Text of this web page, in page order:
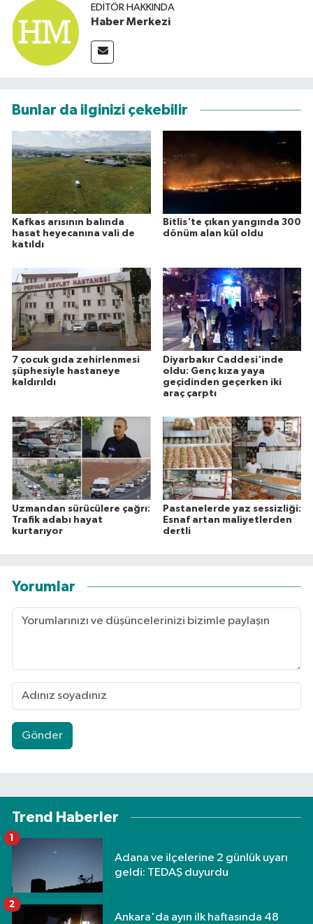
EDITÖR HAKKINDA
Haber Merkezi
Bunlar da ilginizi çekebilir
Kafkas arısının balında
hasat heyecanına vali de
katıldı
Bitlis'te çıkan yangında 300
dönüm alan kül oldu
7 çocuk gıda zehirlenmesi
şüphesiyle hastaneye
kaldırıldı
Diyarbakır Caddesi'inde
oldu: Genç kıza yaya
geçidinden geçerken iki
araç çarptı
Uzmandan sürücülere çağrı:
Trafik adabı hayat
kurtarıyor
Pastanelerde yaz sessizliği:
Esnaf artan maliyetlerden
dertli
Yorumlar
Gönder
Trend Haberler
Adana ve ilçelerine 2 günlük uyarı
geldi: TEDAŞ duyurdu
1
Ankara'da ayın ilk haftasında 48
2